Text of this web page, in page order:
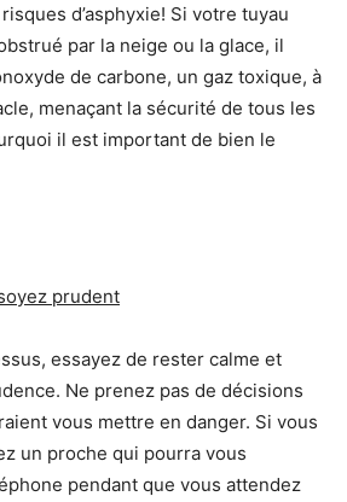
d’asphyxie! Si votre tuyau
par la neige ou la glace, il
de carbone, un gaz toxique, à
menaçant la sécurité de tous les
il est important de bien le
prudent
essayez de rester calme et
Ne prenez pas de décisions
vous mettre en danger. Si vous
un proche qui pourra vous
pendant que vous attendez